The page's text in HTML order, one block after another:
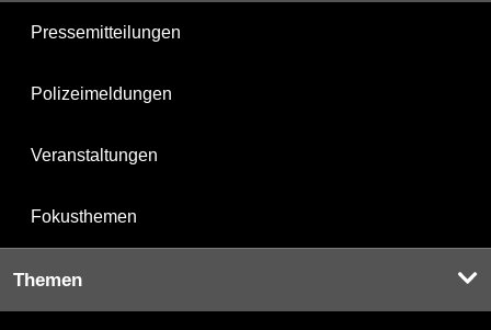
Pressemitteilungen
Polizeimeldungen
Veranstaltungen
Fokusthemen
Themen